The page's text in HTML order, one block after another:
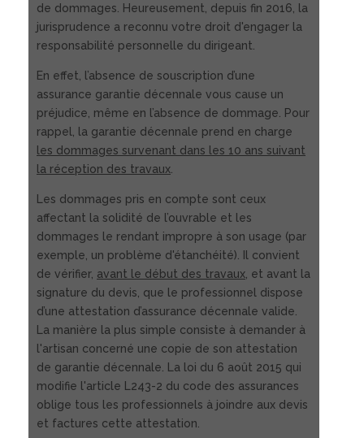
de dommages. Heureusement, depuis fin 2016, la
jurisprudence a reconnu votre droit d'engager la
responsabilité personnelle du dirigeant.
En effet, l’absence de souscription d’une
assurance garantie décennale vous cause un
préjudice, même en l’absence de dommage. Pour
rappel, la garantie décennale prend en charge
les dommages survenant dans les 10 ans suivant
la réception des travaux
Les dommages pris en compte sont ceux
affectant la solidité de l’ouvrable et les
dommages le rendant impropre à son usage (par
exemple, un problème d'étanchéité). Il convient
de vérifier, avant le début des travaux , et avant la
signature du devis, que le professionnel dispose
d’une attestation d’assurance décennale valide.
La manière la plus simple consiste à demander à
l'artisan concerné une copie de son attestation
de garantie décennale. La loi du 6 août 2015 qui
modifie l'article L243-2 du code des assurances
oblige tous les professionnels à joindre aux devis
et factures cette attestation.